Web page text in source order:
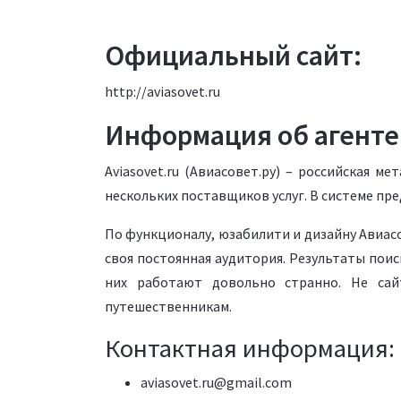
Официальный сайт:
http://aviasovet.ru
Информация об
Aviasovet.ru (Авиасовет.ру) – российская
нескольких поставщиков услуг. В системе
По функционалу, юзабилити и дизайну
своя постоянная аудитория. Результаты
них работают довольно странно. Не
путешественникам.
Контактная информация:
aviasovet.ru@gmail.com